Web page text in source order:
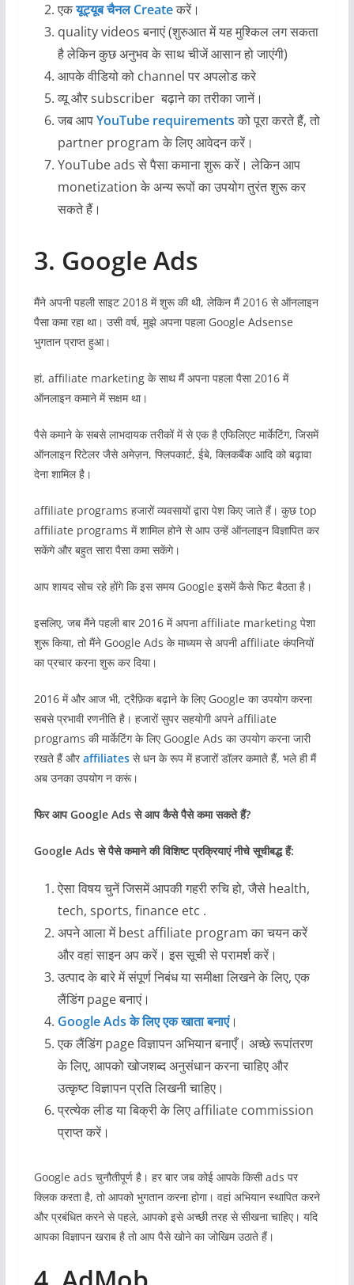
एकयूट्यूब चैनल Createकरें।
quality videos बनाएं (शुरुआत में यह मुश्किल लग सकता
है लेकिन कुछ अनुभव के साथ चीजें आसान हो जाएंगी)
आपके वीडियो को channel पर अपलोड करे
व्यू और subscriber बढ़ाने का तरीका जानें।
जब आपYouTube requirementsको पूरा करते हैं, तो
partner program के लिए आवेदन करें।
YouTube ads से पैसा कमाना शुरू करें। लेकिन आप
monetization के अन्य रूपों का उपयोग तुरंत शुरू कर
सकते हैं।
3. Google Ads
मैंने अपनी पहली साइट 2018 में शुरू की थी, लेकिन मैं 2016 से ऑनलाइन
पैसा कमा रहा था। उसी वर्ष, मुझे अपना पहला Google Adsense
भुगतान प्राप्त हुआ।
हां, affiliate marketing के साथ मैं अपना पहला पैसा 2016 में
ऑनलाइन कमाने में सक्षम था।
पैसे कमाने के सबसे लाभदायक तरीकों में से एक है एफिलिएट मार्केटिंग, जिसमें
ऑनलाइन रिटेलर जैसे अमेज़न, फ्लिपकार्ट, ईबे, क्लिकबैंक आदि को बढ़ावा
देना शामिल है।
affiliate programs हजारों व्यवसायों द्वारा पेश किए जाते हैं। कुछ top
affiliate programs में शामिल होने से आप उन्हें ऑनलाइन विज्ञापित कर
सकेंगे और बहुत सारा पैसा कमा सकेंगे।
आप शायद सोच रहे होंगे कि इस समय Google इसमें कैसे फिट बैठता है।
इसलिए, जब मैंने पहली बार 2016 में अपना affiliate marketing पेशा
शुरू किया, तो मैंने Google Ads के माध्यम से अपनी affiliate कंपनियों
का प्रचार करना शुरू कर दिया।
2016 में और आज भी, ट्रैफ़िक बढ़ाने के लिए Google का उपयोग करना
सबसे प्रभावी रणनीति है। हजारों सुपर सहयोगी अपने affiliate
programs की मार्केटिंग के लिए Google Ads का उपयोग करना जारी
रखते हैं औरaffiliatesसे धन के रूप में हजारों डॉलर कमाते हैं, भले ही मैं
अब उनका उपयोग न करूं।
फिर आप Google Ads से आप कैसे पैसे कमा सकते हैं?
Google Ads से पैसे कमाने की विशिष्ट प्रक्रियाएं नीचे सूचीबद्ध हैं:
ऐसा विषय चुनें जिसमें आपकी गहरी रुचि हो, जैसे health,
tech, sports, finance etc .
अपने आला में best affiliate program का चयन करें
और वहां साइन अप करें। इस सूची से परामर्श करें।
उत्पाद के बारे में संपूर्ण निबंध या समीक्षा लिखने के लिए, एक
लैंडिंग page बनाएं।
Google Ads के लिए एक खाता बनाएं।
एक लैंडिंग page विज्ञापन अभियान बनाएँ। अच्छे रूपांतरण
के लिए, आपको खोजशब्द अनुसंधान करना चाहिए और
उत्कृष्ट विज्ञापन प्रति लिखनी चाहिए।
प्रत्येक लीड या बिक्री के लिए affiliate commission
प्राप्त करें।
Google ads चुनौतीपूर्ण है। हर बार जब कोई आपके किसी ads पर
क्लिक करता है, तो आपको भुगतान करना होगा। वहां अभियान स्थापित करने
और प्रबंधित करने से पहले, आपको इसे अच्छी तरह से सीखना चाहिए। यदि
आपका विज्ञापन खराब है तो आप पैसे खोने का जोखिम उठाते हैं।